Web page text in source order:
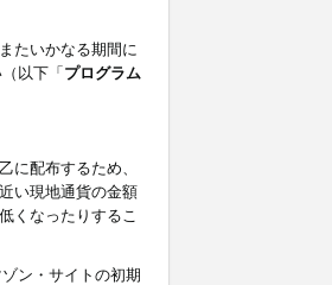
たいかなる期間に
以下「プログラム
に配布するため、
い現地通貨の金額
くなったりするこ
ン・サイトの初期